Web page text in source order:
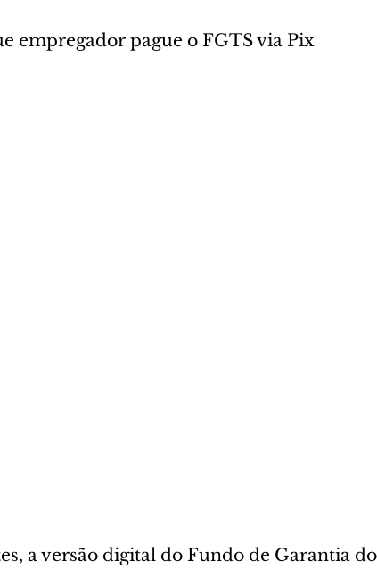
empregador pague o FGTS via Pix
a versão digital do Fundo de Garantia